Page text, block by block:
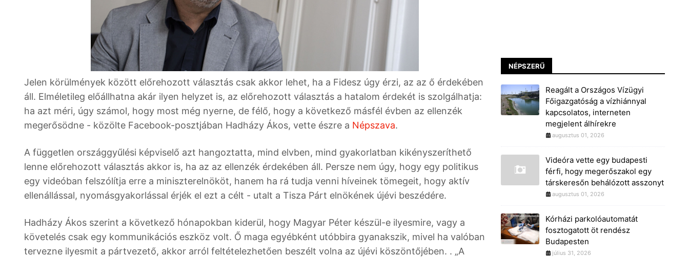
Jelen körülmények között előrehozott választás csak akkor lehet, ha a Fidesz úgy érzi, az az ő érdekében
áll. Elméletileg előállhatna akár ilyen helyzet is, az előrehozott választás a hatalom érdekét is szolgálhatja:
ha azt méri, úgy számol, hogy most még nyerne, de félő, hogy a következő másfél évben az ellenzék
megerősödne - közölte Facebook-posztjában Hadházy Ákos, vette észre a Népszava.
A független országgyűlési képviselő azt hangoztatta, mind elvben, mind gyakorlatban kikényszeríthető
lenne előrehozott választás akkor is, ha az az ellenzék érdekében áll. Persze nem úgy, hogy egy politikus
egy videóban felszólítja erre a miniszterelnököt, hanem ha rá tudja venni híveinek tömegeit, hogy aktív
ellenállással, nyomásgyakorlással érjék el ezt a célt - utalt a Tisza Párt elnökének újévi beszédére.
Hadházy Ákos szerint a következő hónapokban kiderül, hogy Magyar Péter készül-e ilyesmire, vagy a
követelés csak egy kommunikációs eszköz volt. Ő maga egyébként utóbbira gyanakszik, mivel ha valóban
tervezne ilyesmit a pártvezető, akkor arról feltételezhetően beszélt volna az újévi köszöntőjében. . „A
NÉPSZERŰ
Reagált a Országos Vízügyi
Főigazgatóság a vízhiánnyal
kapcsolatos, interneten
megjelent álhírekre
augusztus 01, 2026
Videóra vette egy budapesti
férfi, hogy megerőszakol egy
társkeresőn behálózott asszonyt
augusztus 01, 2026
Kórházi parkolóautomatát
fosztogatott öt rendész
Budapesten
július 31, 2026